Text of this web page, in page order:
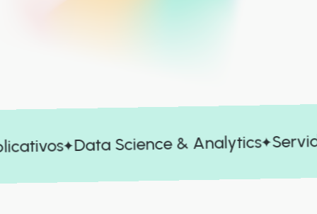
Data Science & Analytics